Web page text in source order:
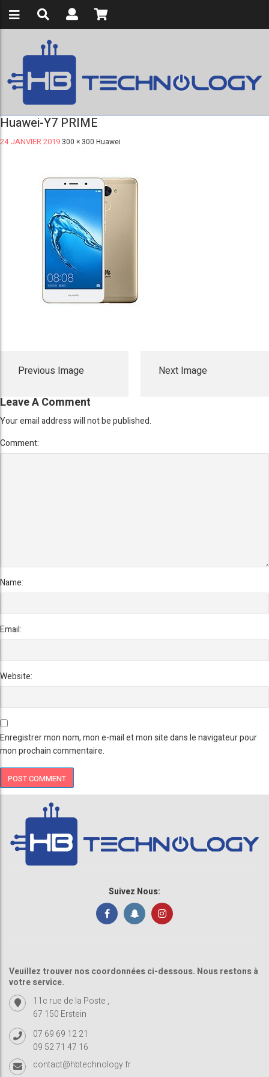
Huawei-Y7 PRIME
24 JANVIER 2019 300 × 300 Huawei
Previous Image Next Image
Leave A Comment
Your email address will not be published.
Comment:
Name:
Email:
Website:
Enregistrer mon nom, mon e-mail et mon site dans le navigateur pour
mon prochain commentaire.
Suivez Nous:
Veuillez trouver nos coordonnées ci-dessous. Nous restons à
votre service.
11c rue de la Poste ,
67 150 Erstein
07 69 69 12 21
09 52 71 47 16
contact@hbtechnology.fr